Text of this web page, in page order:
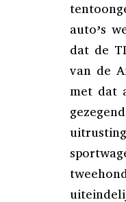
auto’s
dat de
van de
met dat